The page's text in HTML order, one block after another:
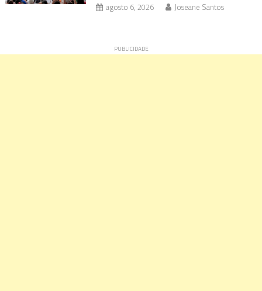
agosto 6, 2026 Joseane Santos